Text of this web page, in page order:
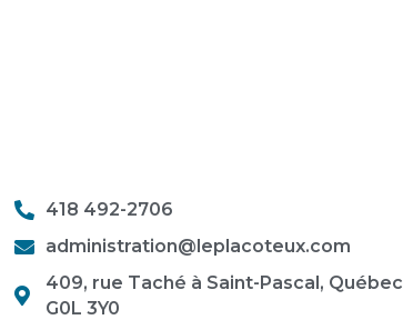
418 492-2706
administration@leplacoteux.com
409, rue Taché à Saint-Pascal, Québec
G0L 3Y0